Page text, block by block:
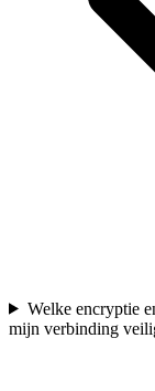
Welke encryptie
mijn verbinding